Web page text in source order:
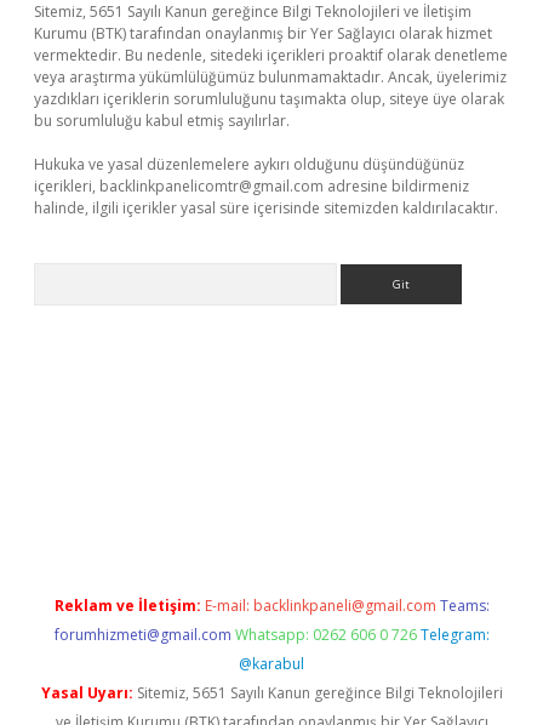
Sitemiz, 5651 Sayılı Kanun gereğince Bilgi Teknolojileri ve İletişim
Kurumu (BTK) tarafından onaylanmış bir Yer Sağlayıcı olarak hizmet
vermektedir. Bu nedenle, sitedeki içerikleri proaktif olarak denetleme
veya araştırma yükümlülüğümüz bulunmamaktadır. Ancak, üyelerimiz
yazdıkları içeriklerin sorumluluğunu taşımakta olup, siteye üye olarak
bu sorumluluğu kabul etmiş sayılırlar.
Hukuka ve yasal düzenlemelere aykırı olduğunu düşündüğünüz
içerikleri, backlinkpanelicomtr@gmail.com adresine bildirmeniz
halinde, ilgili içerikler yasal süre içerisinde sitemizden kaldırılacaktır.
Reklam ve İletişim: E-mail: backlinkpaneli@gmail.com Teams:
forumhizmeti@gmail.com Whatsapp: 0262 606 0 726 Telegram:
@karabul
Yasal Uyarı: Sitemiz, 5651 Sayılı Kanun gereğince Bilgi Teknolojileri